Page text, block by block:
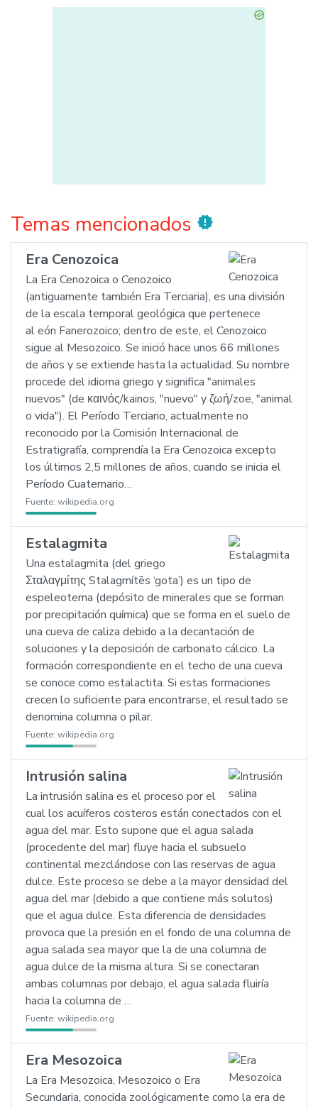
Temas mencionados new_releases
Era Cenozoica
La Era Cenozoica o Cenozoico
(antiguamente también Era Terciaria), es una división
de la escala temporal geológica que pertenece
al eón Fanerozoico; dentro de este, el Cenozoico
sigue al Mesozoico. Se inició hace unos 66 millones
de años y se extiende hasta la actualidad. Su nombre
procede del idioma griego y significa "animales
nuevos" (de καινός/kainos, "nuevo" y ζωή/zoe, "animal
o vida"). El Período Terciario, actualmente no
reconocido por la Comisión Internacional de
Estratigrafía, comprendía la Era Cenozoica excepto
los últimos 2,5 millones de años, cuando se inicia el
Período Cuaternario…
Fuente: wikipedia.org
Estalagmita
Una estalagmita (del griego
Σταλαγμίτης Stalagmítēs ‘gota’) es un tipo de
espeleotema (depósito de minerales que se forman
por precipitación química) que se forma en el suelo de
una cueva de caliza debido a la decantación de
soluciones y la deposición de carbonato cálcico. La
formación correspondiente en el techo de una cueva
se conoce como estalactita. Si estas formaciones
crecen lo suficiente para encontrarse, el resultado se
denomina columna o pilar.
Fuente: wikipedia.org
Intrusión salina
La intrusión salina es el proceso por el
cual los acuíferos costeros están conectados con el
agua del mar. Esto supone que el agua salada
(procedente del mar) fluye hacia el subsuelo
continental mezclándose con las reservas de agua
dulce. Este proceso se debe a la mayor densidad del
agua del mar (debido a que contiene más solutos)
que el agua dulce. Esta diferencia de densidades
provoca que la presión en el fondo de una columna de
agua salada sea mayor que la de una columna de
agua dulce de la misma altura. Si se conectaran
ambas columnas por debajo, el agua salada fluiría
hacia la columna de …
Fuente: wikipedia.org
Era Mesozoica
La Era Mesozoica, Mesozoico o Era
Secundaria, conocida zoológicamente como la era de